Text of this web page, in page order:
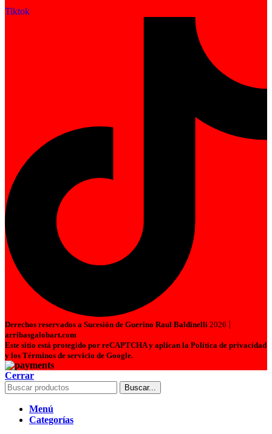
Tiktok
Derechos reservados a Sucesión de Guerino Raul Baldinelli 2026 |
arribasgalobart.com
Este sitio está protegido por reCAPTCHA y aplican la Política de privacidad
y los Términos de servicio de Google.
Cerrar
Buscar...
Menú
Categorías